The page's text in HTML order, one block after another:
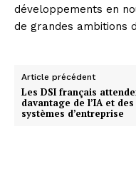
développements en
de grandes ambitions
Article précédent
Les DSI français
davantage de l’IA et des
systèmes d’entreprise